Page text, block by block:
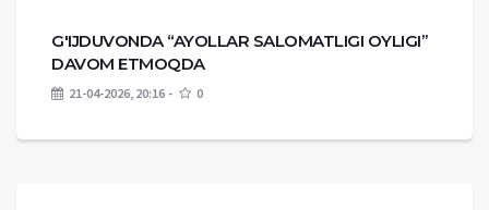
G'IJDUVONDA “AYOLLAR SALOMATLIGI OYLIGI”
DAVOM ETMOQDA
21-04-2026, 20:16 0